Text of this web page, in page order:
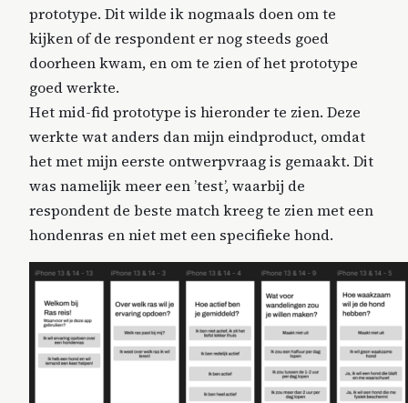
prototype. Dit wilde ik nogmaals doen om te
kijken of de respondent er nog steeds goed
doorheen kwam, en om te zien of het prototype
goed werkte.
Het mid-fid prototype is hieronder te zien. Deze
werkte wat anders dan mijn eindproduct, omdat
het met mijn eerste ontwerpvraag is gemaakt. Dit
was namelijk meer een ’test’, waarbij de
respondent de beste match kreeg te zien met een
hondenras en niet met een specifieke hond.